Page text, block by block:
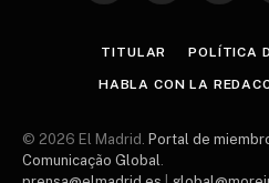
TITULAR POLÍTICA
HABLA CON LA
© 2026 El Madrid. Portal de
Comunicação Global.